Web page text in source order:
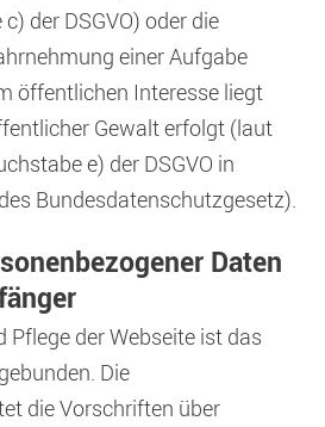
der DSGVO) oder die
einer Aufgabe
öffentlichen Interesse liegt
Gewalt erfolgt (laut
e) der DSGVO in
Bundesdatenschutzgesetz).
Daten
Pflege der Webseite ist das
Die
die Vorschriften über